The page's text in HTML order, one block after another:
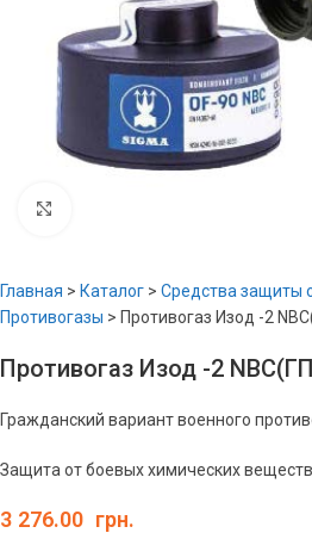
Главная > Каталог > Средства защиты
Противогазы > Противогаз Изод -2
Противогаз Изод -2
Гражданский вариант военного
Защита от боевых химических веществ
3 276.00 грн.